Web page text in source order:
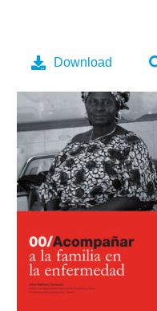
Download